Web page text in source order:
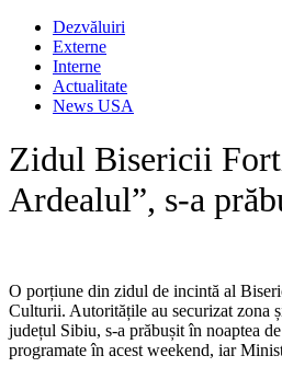
Dezvăluiri
Externe
Interne
Actualitate
News USA
Zidul Bisericii
Ardealul”, s-a
O porțiune din zidul de incintă al
Culturii. Autoritățile au securizat zona
județul Sibiu, s-a prăbușit în noaptea
programate în acest weekend, iar